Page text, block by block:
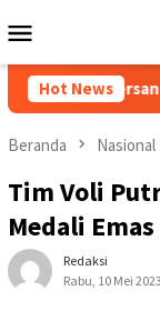
ke
Mobile
Hot News
Beranda Nasional
Tim Voli
Medali Emas
Redaksi
Rabu, 10 Mei